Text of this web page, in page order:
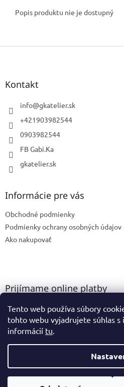
Tento web používa súbory
tohto webu vyjadrujete súhlas s
informácií tu.
Popis produktu nie je dostupný
Z
Kontakt
info@gkatelier.sk
+421903982544
0903982544
FB Gabi.Ka
gkatelier.sk
Informácie pre vás
Obchodné podmienky
Podmienky ochrany osobných údajov
Ako nakupovať
Prijímame online platby
Vytvoril